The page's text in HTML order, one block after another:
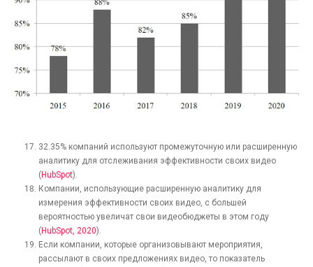
32.35% компаний используют промежуточную или расширенную
аналитику для отслеживания эффективности своих видео
( HubSpot).
Компании, использующие расширенную аналитику для
измерения эффективности своих видео, с большей
вероятностью увеличат свои видеобюджеты в этом году
( HubSpot, 2020).
Если компании, которые организовывают мероприятия,
рассылают в своих предложениях видео, то показатель